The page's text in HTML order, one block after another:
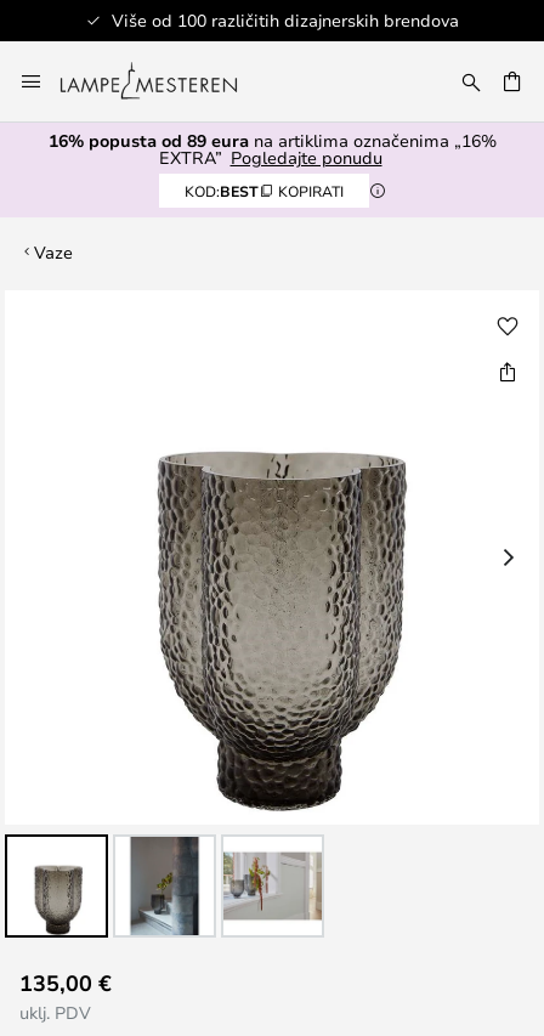
Više od 100 različitih dizajnerskih brendova
to
Content
16% popusta od 89 eurana artiklima označenima „16%
EXTRA” Pogledajte ponudu
KOD:BEST KOPIRATI
Vaze
to
the
135,00 €
uklj. PDV